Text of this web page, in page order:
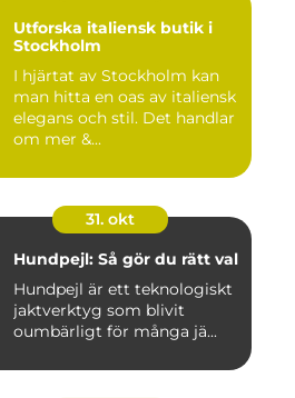
Utforska italiensk butik i
Stockholm
I hjärtat av Stockholm kan
man hitta en oas av italiensk
elegans och stil. Det handlar
om mer &...
31. okt
Hundpejl: Så gör du rätt val
Hundpejl är ett teknologiskt
jaktverktyg som blivit
oumbärligt för många jä...